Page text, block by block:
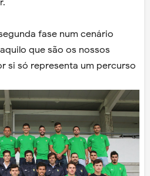
fase num cenário
que são os nossos
si só representa um percurso